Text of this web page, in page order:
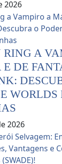
2026
RING A
DE
WORLDS
2026